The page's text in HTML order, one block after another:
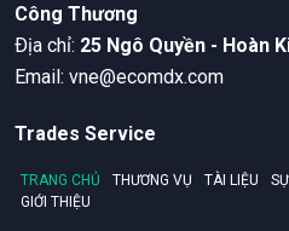
Công Thương
Ðịa chỉ: 25 Ngô Quyền - Hoàn
Email: vne@ecomdx.com
Trades Service
TRANG CHỦ THƯƠNG VỤ TÀI LIỆU
GIỚI THIỆU